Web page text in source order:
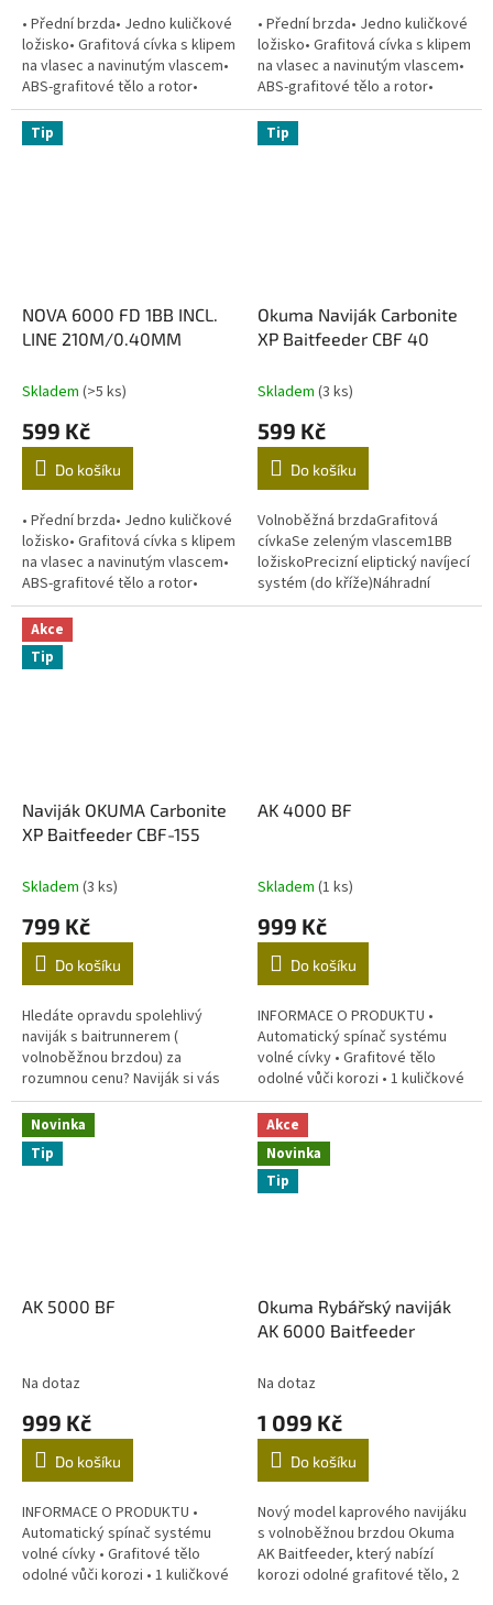
• Přední brzda• Jedno kuličkové
ložisko• Grafitová cívka s klipem
na vlasec a navinutým vlascem•
ABS-grafitové tělo a rotor•
Počítačově vyvážený rotor•
Rolnička zabraňující...
• Přední brzda• Jedno kuličkové
ložisko• Grafitová cívka s klipem
na vlasec a navinutým vlascem•
ABS-grafitové tělo a rotor•
Počítačově vyvážený rotor•
Rolnička zabraňující...
Tip
NOVA 6000 FD 1BB INCL.
LINE 210M/0.40MM
Skladem (>5 ks)
599 Kč
Do košíku
• Přední brzda• Jedno kuličkové
ložisko• Grafitová cívka s klipem
na vlasec a navinutým vlascem•
ABS-grafitové tělo a rotor•
Počítačově vyvážený rotor•
Rolnička zabraňující...
Tip
Okuma Naviják Carbonite
XP Baitfeeder CBF 40
Skladem (3 ks)
599 Kč
Do košíku
Volnoběžná brzdaGrafitová
cívkaSe zeleným vlascem1BB
ložiskoPrecizní eliptický navíjecí
systém (do kříže)Náhradní
cívkaPrecizní strojově
Akce
Tip
Naviják OKUMA Carbonite
XP Baitfeeder CBF-155
Skladem (3 ks)
799 Kč
Do košíku
Hledáte opravdu spolehlivý
naviják s baitrunnerem (
volnoběžnou brzdou) za
rozumnou cenu? Naviják si vás
získá svou jednoduchostí -
jedno ložisko zajistí spolehlivý a
lehký chod...
AK 4000 BF
Skladem (1 ks)
999 Kč
Do košíku
INFORMACE O PRODUKTU •
Automatický spínač systému
volné cívky • Grafitové tělo
odolné vůči korozi • 1 kuličkové
ložisko • 1 ložisko pro Quick-Set
anti-reverse systém •
Hliníková...
Novinka
Tip
AK 5000 BF
Na dotaz
999 Kč
Do košíku
INFORMACE O PRODUKTU •
Automatický spínač systému
volné cívky • Grafitové tělo
odolné vůči korozi • 1 kuličkové
Akce
Novinka
Tip
Okuma Rybářský naviják
AK 6000 Baitfeeder
Na dotaz
1 099 Kč
Do košíku
Nový model kaprového navijáku
s volnoběžnou brzdou Okuma
AK Baitfeeder, který nabízí
korozi odolné grafitové tělo, 2